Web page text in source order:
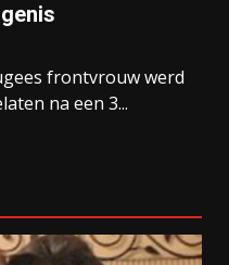
frontvrouw werd
na een 3...